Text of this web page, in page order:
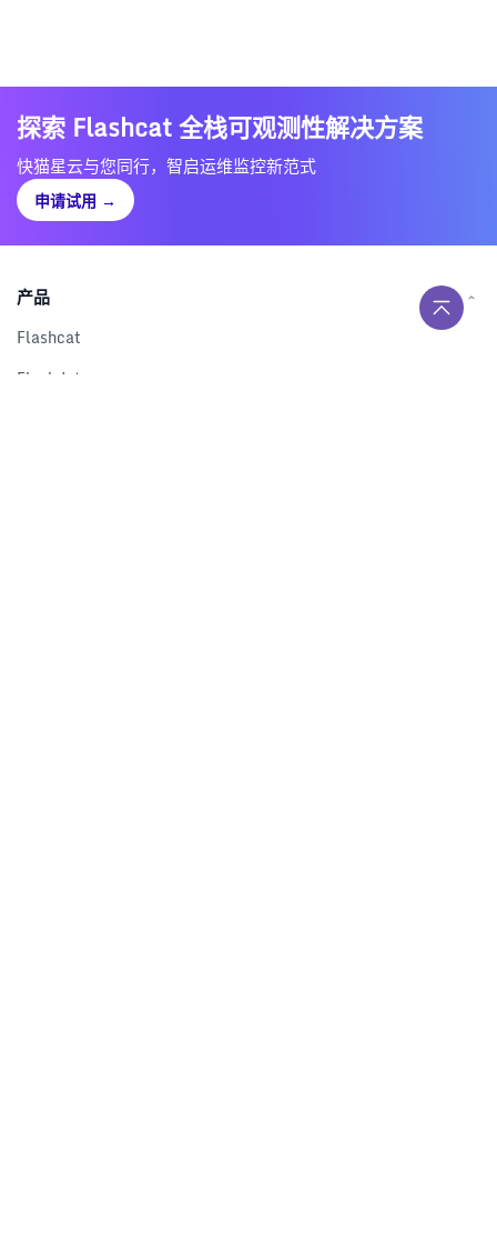
探索 Flashcat 全栈可观测性解决方案
快猫星云与您同行，智启运维监控新范式
申请试用 →
产品
Flashcat
Flashduty